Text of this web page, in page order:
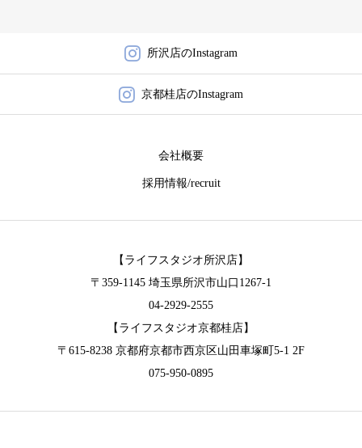
所沢店のInstagram
京都桂店のInstagram
会社概要
採用情報/recruit
【ライフスタジオ所沢店】
〒359-1145 埼玉県所沢市山口1267-1
04-2929-2555
【ライフスタジオ京都桂店】
〒615-8238 京都府京都市西京区山田車塚町5-1 2F
075-950-0895